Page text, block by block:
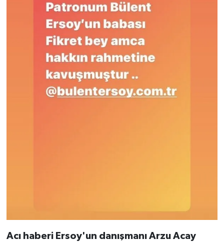
Acı haberi Ersoy'un danışmanı Arzu Acay